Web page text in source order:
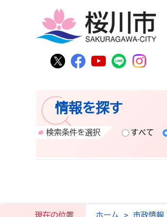
桜川市公式Twitter
桜川市公式Facebook
桜川市公式
桜川市公
情報を探す
検索条件を選択 すべて
現在の位置 ホーム > 市政情報